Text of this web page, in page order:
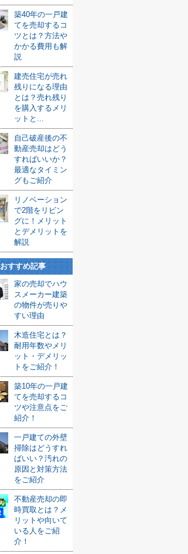
築40年の一戸建
てを売却するコ
ツとは？方法や
かかる費用も解
説
建売住宅が売れ
残りになる理由
とは？売れ残り
を購入するメリ
ットと...
自己破産後の不
動産売却はどう
すればいいか？
最適なタイミン
グもご紹介
リノベーション
で2階をリビン
グに！メリット
とデメリットを
解説
おすすめ記事
家の売却でハウ
スメーカー建築
の物件が売りや
すい理由
木造住宅とは？
耐用年数やメリ
ット・デメリッ
トをご紹介！
築10年の一戸建
てを売却するコ
ツや注意点をご
紹介！
一戸建ての外壁
掃除はどうすれ
ばいい？汚れの
原因と対策方法
をご紹介
不動産売却の即
時買取とは？メ
リットや向いて
いる人をご紹
介！